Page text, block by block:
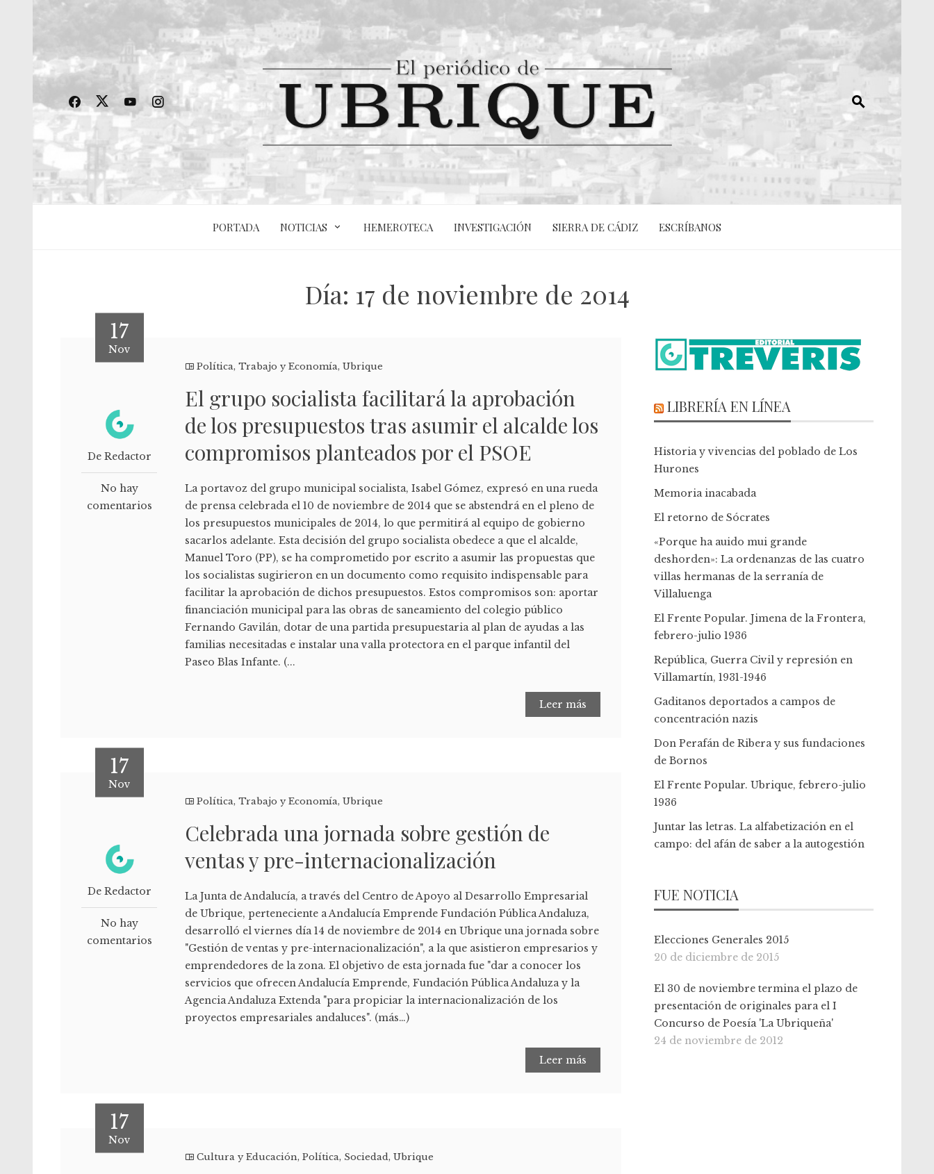
PORTADA NOTICIAS HEMEROTECA INVESTIGACIÓN SIERRA DE CÁDIZ ESCRÍBANOS
Día: 17 de noviembre de 2014
17
Nov
De Redactor
No hay
comentarios
Política,Trabajo y Economía,Ubrique
El grupo socialista facilitará la aprobación
de los presupuestos tras asumir el alcalde los
compromisos planteados por el PSOE
La portavoz del grupo municipal socialista, Isabel Gómez, expresó en una rueda
de prensa celebrada el 10 de noviembre de 2014 que se abstendrá en el pleno de
los presupuestos municipales de 2014, lo que permitirá al equipo de gobierno
sacarlos adelante. Esta decisión del grupo socialista obedece a que el alcalde,
Manuel Toro (PP), se ha comprometido por escrito a asumir las propuestas que
los socialistas sugirieron en un documento como requisito indispensable para
facilitar la aprobación de dichos presupuestos. Estos compromisos son: aportar
financiación municipal para las obras de saneamiento del colegio público
Fernando Gavilán, dotar de una partida presupuestaria al plan de ayudas a las
familias necesitadas e instalar una valla protectora en el parque infantil del
Paseo Blas Infante. (...
Leer más
17
Nov
De Redactor
No hay
comentarios
Política,Trabajo y Economía,Ubrique
Celebrada una jornada sobre gestión de
ventas y pre-internacionalización
La Junta de Andalucía, a través del Centro de Apoyo al Desarrollo Empresarial
de Ubrique, perteneciente a Andalucía Emprende Fundación Pública Andaluza,
desarrolló el viernes día 14 de noviembre de 2014 en Ubrique una jornada sobre
"Gestión de ventas y pre-internacionalización", a la que asistieron empresarios y
emprendedores de la zona. El objetivo de esta jornada fue "dar a conocer los
servicios que ofrecen Andalucía Emprende, Fundación Pública Andaluza y la
Agencia Andaluza Extenda "para propiciar la internacionalización de los
proyectos empresariales andaluces". (más…)
Leer más
17
Nov
Cultura y Educación,Política, Sociedad,Ubrique
LIBRERÍA EN LÍNEA
Historia y vivencias del poblado de Los
Hurones
Memoria inacabada
El retorno de Sócrates
«Porque ha auido mui grande
deshorden»: La ordenanzas de las cuatro
villas hermanas de la serranía de
Villaluenga
El Frente Popular. Jimena de la Frontera,
febrero-julio 1936
República, Guerra Civil y represión en
Villamartín, 1931-1946
Gaditanos deportados a campos de
concentración nazis
Don Perafán de Ribera y sus fundaciones
de Bornos
El Frente Popular. Ubrique, febrero-julio
1936
Juntar las letras. La alfabetización en el
campo: del afán de saber a la autogestión
FUE NOTICIA
Elecciones Generales 2015
20 de diciembre de 2015
El 30 de noviembre termina el plazo de
presentación de originales para el I
Concurso de Poesía 'La Ubriqueña'
24 de noviembre de 2012